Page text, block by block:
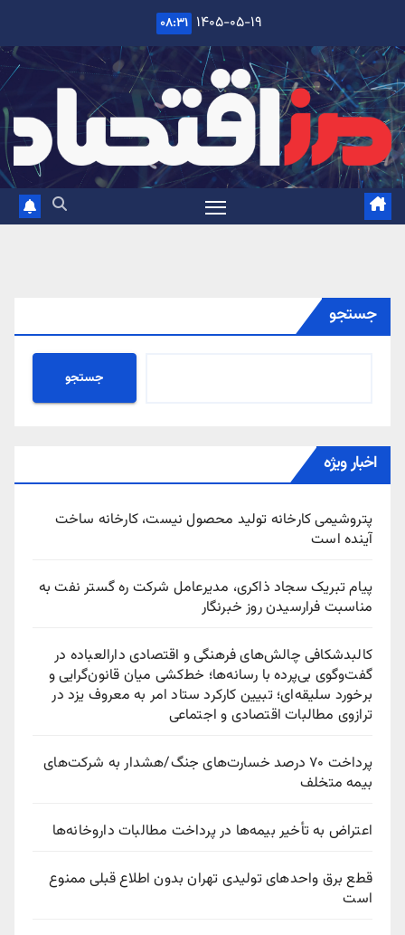
content
۱۴۰۵-۰۵-۱۹ ۰۸:۳۱
جستجو
جستجو
اخبار ویژه
پتروشیمی کارخانه تولید محصول نیست، کارخانه ساخت
آینده است
پیام تبریک سجاد ذاکری، مدیرعامل شرکت ره‌ گستر نفت به
مناسبت فرارسیدن روز خبرنگار
کالبدشکافی چالش‌های فرهنگی و اقتصادی دارالعباده در
گفت‌وگوی بی‌پرده با رسانه‌ها؛ خط‌کشی میان قانون‌گرایی و
برخورد سلیقه‌ای؛ تبیین کارکرد ستاد امر به معروف یزد در
ترازوی مطالبات اقتصادی و اجتماعی
پرداخت ۷۰ درصد خسارت‌های جنگ/هشدار به شرکت‌های
بیمه متخلف
اعتراض به تأخیر بیمه‌ها در پرداخت مطالبات داروخانه‌ها
قطع برق واحدهای تولیدی تهران بدون اطلاع قبلی ممنوع
است